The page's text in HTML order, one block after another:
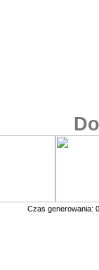
Czas generowania: